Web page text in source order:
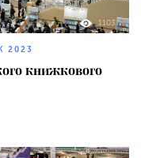
1103
2023
книжкового